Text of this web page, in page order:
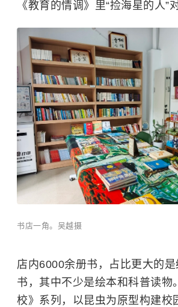
《教育的情调》里“捡海星的人
书店一角。吴越摄
店内6000余册书，占比更大的
书，其中不少是绘本和科普读物
校》系列，以昆虫为原型构建校